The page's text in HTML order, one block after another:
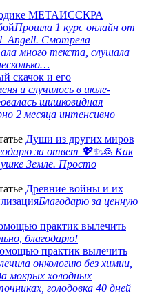
МЕТАИССКРА
Прошла 1 курс онлайн от
Смотрела
много текста, слушала
скачок и его
и случилось в июле-
шишковидная
2 месяца интенсивно
Души из других миров
за ответ 💖✨️🙏 Как
Земле. Просто
Древние войны и их
Благодарю за ценную
практик вылечить
благодарю!
практик вылечить
онкологию без химии,
мокрых холодных
голодовка 40 дней